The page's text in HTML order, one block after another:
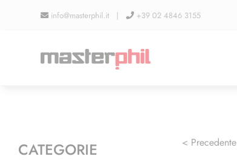
info@masterphil.it | +39 02 4846 3155
< Precedente
CATEGORIE